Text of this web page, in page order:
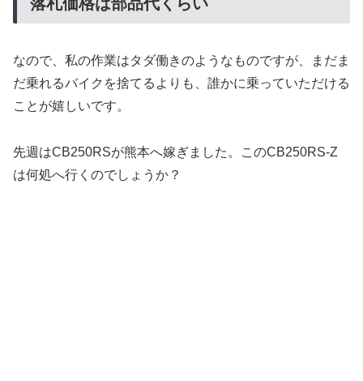
なので、私の作業はタダ働きのようなものですが、まだま
だ乗れるバイクを捨てるよりも、誰かに乗っていただける
ことが嬉しいです。
先週はCB250RSが熊本へ嫁ぎました。このCB250RS-Z
は何処へ行くのでしょうか？